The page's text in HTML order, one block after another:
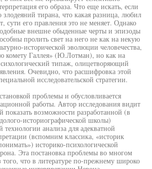
его образа. Что еще искать, если
злодеяний тирана, что какая разница, любил
сути его правления это не меняет. Однако
внешне обыденные черты и эпизоды
пролить свет на него не как на некую
исторической эволюции человечества,
комету Галлея» (Ю.Лотман), но как на
типаж, олицетворяющий
Очевидно, что расшифровка этой
исследовательской стратегии.
проблемы и обусловливается
работы. Автор исследования видит
показать возможности разработанной (в
историографической школы)
анализа для адекватной
(вспомним классика, «историк
историко-психологической
Эта постановка проблемы во многом
того, что в литературе по-прежнему широко